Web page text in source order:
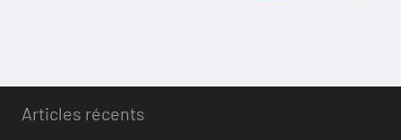
Articles récents